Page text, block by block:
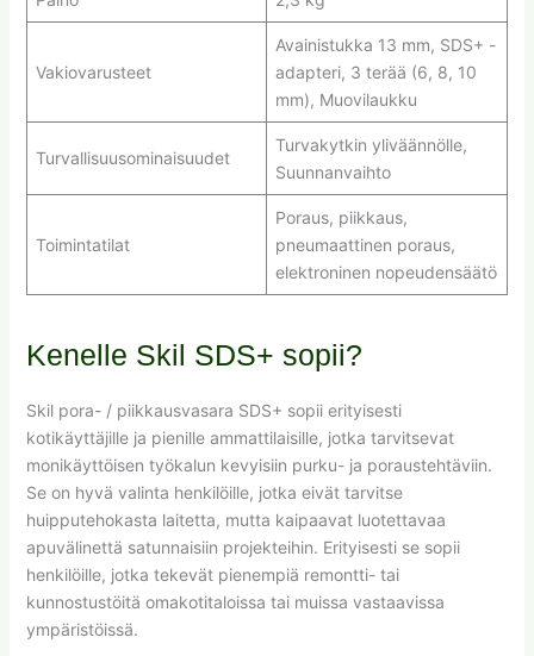
Vakiovarusteet
Avainistukka 13 mm, SDS+ -
adapteri, 3 terää (6, 8, 10
mm), Muovilaukku
Turvallisuusominaisuudet
Turvakytkin yliväännölle,
Suunnanvaihto
Toimintatilat
Poraus, piikkaus,
pneumaattinen poraus,
elektroninen nopeudensäätö
Kenelle Skil SDS+ sopii?
Skil pora- / piikkausvasara SDS+ sopii erityisesti
kotikäyttäjille ja pienille ammattilaisille, jotka tarvitsevat
monikäyttöisen työkalun kevyisiin purku- ja poraustehtäviin.
Se on hyvä valinta henkilöille, jotka eivät tarvitse
huipputehokasta laitetta, mutta kaipaavat luotettavaa
apuvälinettä satunnaisiin projekteihin. Erityisesti se sopii
henkilöille, jotka tekevät pienempiä remontti- tai
kunnostustöitä omakotitaloissa tai muissa vastaavissa
ympäristöissä.